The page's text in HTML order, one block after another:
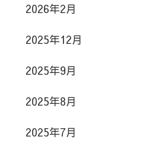
2026年2月
2025年12月
2025年9月
2025年8月
2025年7月